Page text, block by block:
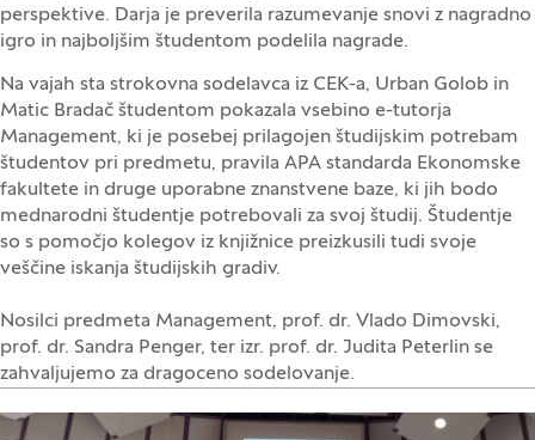
perspektive. Darja je preverila razumevanje snovi z nagradno
igro in najboljšim študentom podelila nagrade.
Na vajah sta strokovna sodelavca iz CEK-a, Urban Golob in
Matic Bradač študentom pokazala vsebino e-tutorja
Management, ki je posebej prilagojen študijskim potrebam
študentov pri predmetu, pravila APA standarda Ekonomske
fakultete in druge uporabne znanstvene baze, ki jih bodo
mednarodni študentje potrebovali za svoj študij. Študentje
so s pomočjo kolegov iz knjižnice preizkusili tudi svoje
veščine iskanja študijskih gradiv.
Nosilci predmeta Management, prof. dr. Vlado Dimovski,
prof. dr. Sandra Penger, ter izr. prof. dr. Judita Peterlin se
zahvaljujemo za dragoceno sodelovanje.